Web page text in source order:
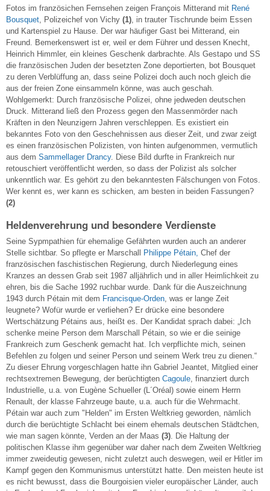
Fotos im französichen Fernsehen zeigen François Mitterand mit René
Bousquet, Polizeichef von Vichy (1), in trauter Tischrunde beim Essen
und Kartenspiel zu Hause. Der war häufiger Gast bei Mitterand, ein
Freund. Bemerkenswert ist er, weil er dem Führer und dessen Knecht,
Heinrich Himmler, ein kleines Geschenk darbrachte. Als Gestapo und SS
die französischen Juden der besetzten Zone deportierten, bot Bousquet
zu deren Verblüffung an, dass seine Polizei doch auch noch gleich die
aus der freien Zone einsammeln könne, was auch geschah.
Wohlgemerkt: Durch französische Polizei, ohne jedweden deutschen
Druck. Mitterand ließ den Prozess gegen den Massenmörder nach
Kräften in den Neunzigern Jahren verschleppen. Es existiert ein
bekanntes Foto von den Geschehnissen aus dieser Zeit, und zwar zeigt
es einen französischen Polizisten, von hinten aufgenommen, vermutlich
aus dem Sammellager Drancy. Diese Bild durfte in Frankreich nur
retouschiert veröffentlicht werden, so dass der Polizist als solcher
unkenntlich war. Es gehört zu den bekanntesten Fälschungen von Fotos.
Wer kennt es, wer kann es schicken, am besten in beiden Fassungen?
(2)
Heldenverehrung und besondere Verdienste
Seine Sypmpathien für ehemalige Gefährten wurden auch an anderer
Stelle sichtbar. So pflegte er Marschall
Philippe Pétain, Chef der
französischen faschistischen Regierung, durch Niederlegung eines
Kranzes an dessen Grab seit 1987 alljährlich und in aller Heimlichkeit zu
ehren, bis die Sache 1992 ruchbar wurde. Dank für die Auszeichnung
1943 durch Pétain mit dem Francisque-Orden , was er lange Zeit
leugnete? Wofür wurde er verliehen? Er drücke eine besondere
Wertschätzung Pétains aus, heißt es. Der Kandidat sprach dabei: „Ich
schenke meine Person dem Marschall Pétain, so wie er die seinige
Frankreich zum Geschenk gemacht hat. Ich verpflichte mich, seinen
Befehlen zu folgen und seiner Person und seinem Werk treu zu dienen.“
Zu dieser Ehrung vorgeschlagen hatte ihn Gabriel Jeantet, Mitglied einer
rechtsextremen Bewegung, der berüchtigten Cagoule , finanziert durch
Industrielle, u.a. von Eugène Schueller (L´Oréal) sowie einem Herrn
Renault, der klasse Fahrzeuge baute, u.a. auch für die Wehrmacht.
Pétain war auch zum "Helden" im Ersten Weltkrieg geworden, nämlich
durch die berüchtigte Schlacht bei einem ehemals deutschen Städtchen,
wie man sagen könnte, Verden an der Maas (3) . Die Haltung der
politischen Klasse ihm gegenüber war daher nach dem Zweiten Weltkrieg
immer zweideutig gewesen, nicht zuletzt auch deswegen, weil er Hitler im
Kampf gegen den Kommunismus unterstützt hatte. Den meisten heute ist
es nicht bewusst, dass die Bourgoisien vieler europäischer Länder, auch